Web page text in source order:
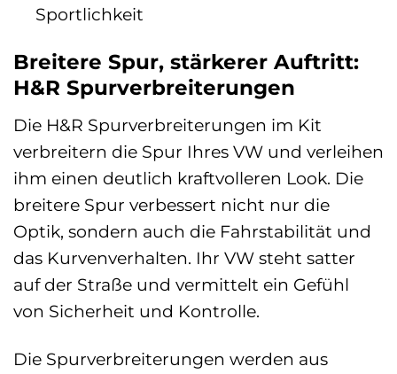
Sportlichkeit
Breitere Spur, stärkerer Auftritt:
H&R Spurverbreiterungen
Die H&R Spurverbreiterungen im Kit
verbreitern die Spur Ihres VW und verleihen
ihm einen deutlich kraftvolleren Look. Die
breitere Spur verbessert nicht nur die
Optik, sondern auch die Fahrstabilität und
das Kurvenverhalten. Ihr VW steht satter
auf der Straße und vermittelt ein Gefühl
von Sicherheit und Kontrolle.
Die Spurverbreiterungen werden aus